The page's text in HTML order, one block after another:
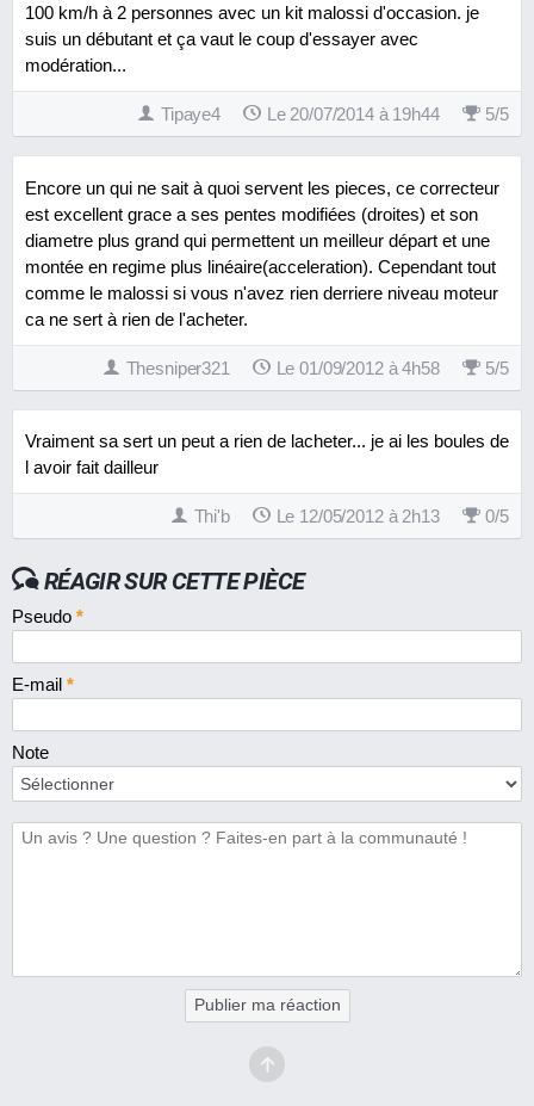
100 km/h à 2 personnes avec un kit malossi d'occasion. je
suis un débutant et ça vaut le coup d'essayer avec
modération...
Tipaye4 Le 20/07/2014 à 19h44 5/5
Encore un qui ne sait à quoi servent les pieces, ce correcteur
est excellent grace a ses pentes modifiées (droites) et son
diametre plus grand qui permettent un meilleur départ et une
montée en regime plus linéaire(acceleration). Cependant tout
comme le malossi si vous n'avez rien derriere niveau moteur
ca ne sert à rien de l'acheter.
Thesniper321 Le 01/09/2012 à 4h58 5/5
Vraiment sa sert un peut a rien de lacheter... je ai les boules de
l avoir fait dailleur
Thi'b Le 12/05/2012 à 2h13 0/5
RÉAGIR SUR CETTE PIÈCE
Pseudo *
E-mail *
Note
Publier ma réaction